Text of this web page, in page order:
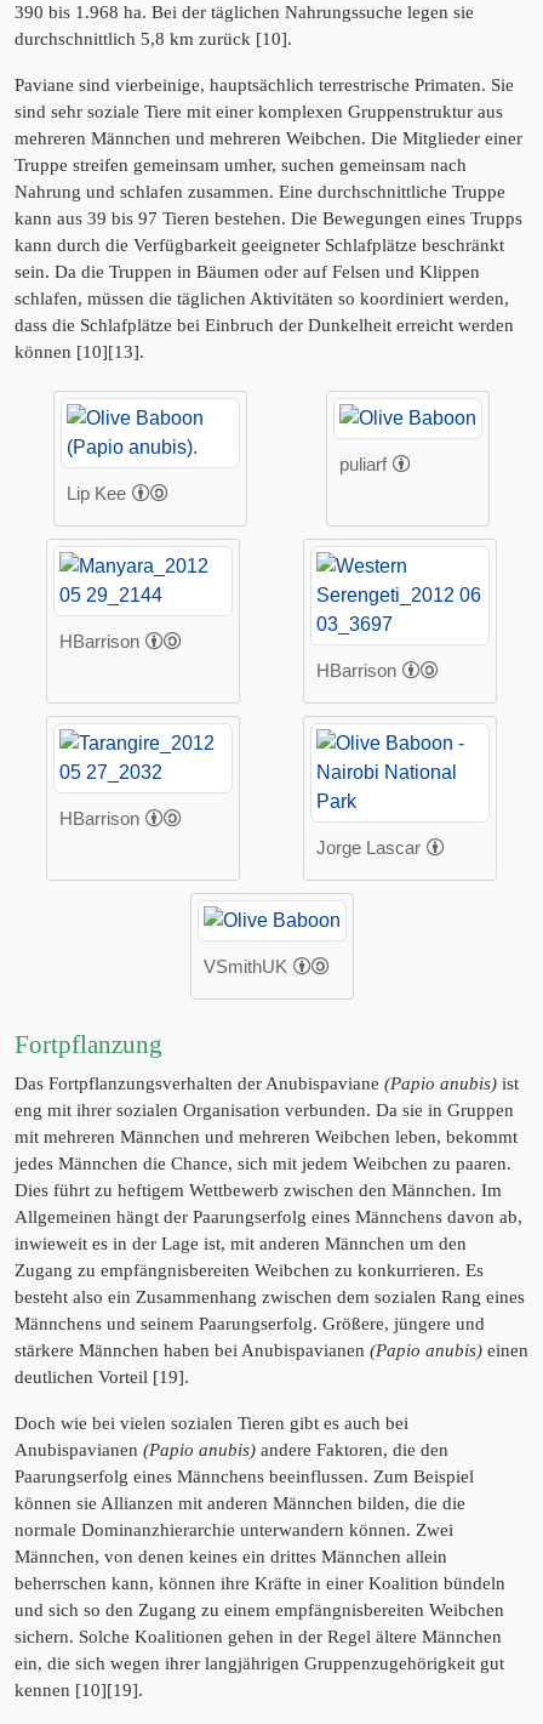
390 bis 1.968 ha. Bei der täglichen Nahrungssuche legen sie
durchschnittlich 5,8 km zurück [10].
Paviane sind vierbeinige, hauptsächlich terrestrische Primaten. Sie
sind sehr soziale Tiere mit einer komplexen Gruppenstruktur aus
mehreren Männchen und mehreren Weibchen. Die Mitglieder einer
Truppe streifen gemeinsam umher, suchen gemeinsam nach
Nahrung und schlafen zusammen. Eine durchschnittliche Truppe
kann aus 39 bis 97 Tieren bestehen. Die Bewegungen eines Trupps
kann durch die Verfügbarkeit geeigneter Schlafplätze beschränkt
sein. Da die Truppen in Bäumen oder auf Felsen und Klippen
schlafen, müssen die täglichen Aktivitäten so koordiniert werden,
dass die Schlafplätze bei Einbruch der Dunkelheit erreicht werden
können [10][13].
Lip Kee
puliarf
HBarrison
HBarrison
HBarrison
Jorge Lascar
VSmithUK
Fortpflanzung
Das Fortpflanzungsverhalten der Anubispaviane (Papio anubis) ist
eng mit ihrer sozialen Organisation verbunden. Da sie in Gruppen
mit mehreren Männchen und mehreren Weibchen leben, bekommt
jedes Männchen die Chance, sich mit jedem Weibchen zu paaren.
Dies führt zu heftigem Wettbewerb zwischen den Männchen. Im
Allgemeinen hängt der Paarungserfolg eines Männchens davon ab,
inwieweit es in der Lage ist, mit anderen Männchen um den
Zugang zu empfängnisbereiten Weibchen zu konkurrieren. Es
besteht also ein Zusammenhang zwischen dem sozialen Rang eines
Männchens und seinem Paarungserfolg. Größere, jüngere und
stärkere Männchen haben bei Anubispavianen (Papio anubis) einen
deutlichen Vorteil [19].
Doch wie bei vielen sozialen Tieren gibt es auch bei
Anubispavianen (Papio anubis) andere Faktoren, die den
Paarungserfolg eines Männchens beeinflussen. Zum Beispiel
können sie Allianzen mit anderen Männchen bilden, die die
normale Dominanzhierarchie unterwandern können. Zwei
Männchen, von denen keines ein drittes Männchen allein
beherrschen kann, können ihre Kräfte in einer Koalition bündeln
und sich so den Zugang zu einem empfängnisbereiten Weibchen
sichern. Solche Koalitionen gehen in der Regel ältere Männchen
ein, die sich wegen ihrer langjährigen Gruppenzugehörigkeit gut
kennen [10][19].